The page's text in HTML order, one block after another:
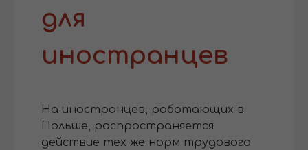
для
иностранцев
На иностранцев, работающих в
Польше, распространяется
действие тех же норм трудового